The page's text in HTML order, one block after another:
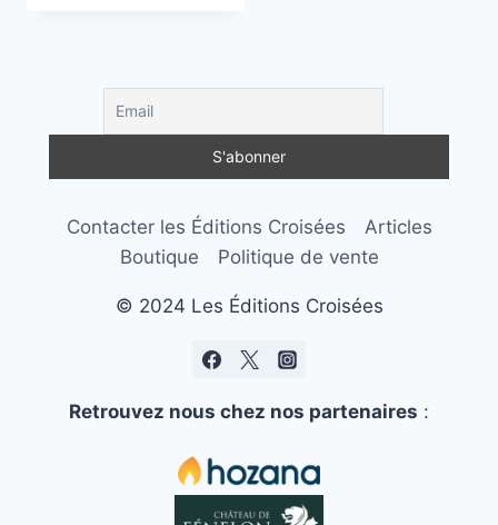
Contacter les Éditions Croisées
Articles
Boutique
Politique de vente
© 2024 Les Éditions Croisées
Retrouvez nous chez nos partenaires :